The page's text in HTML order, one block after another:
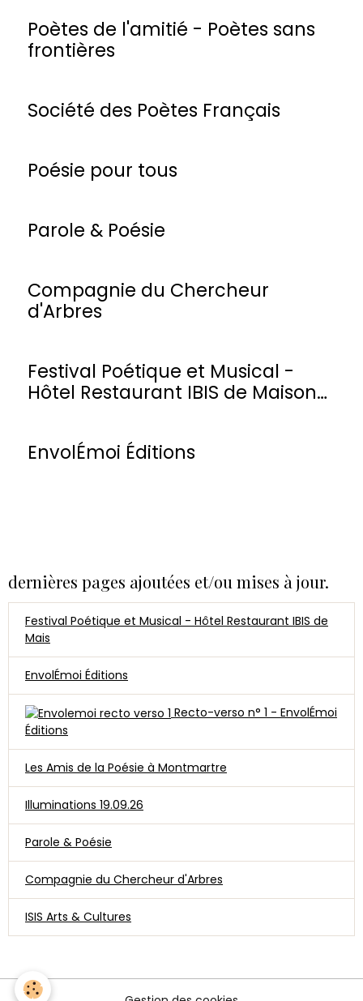
Poètes de l'amitié - Poètes sans
frontières
Société des Poètes Français
Poésie pour tous
Parole & Poésie
Compagnie du Chercheur
d'Arbres
Festival Poétique et Musical -
Hôtel Restaurant IBIS de Maisons-
EnvolÉmoi Éditions
dernières pages ajoutées et/ou mises à jour.
Festival Poétique et Musical - Hôtel Restaurant IBIS de
Mais
EnvolÉmoi Éditions
Recto-verso n° 1 - EnvolÉmoi
Éditions
Les Amis de la Poésie à Montmartre
Illuminations 19.09.26
Parole & Poésie
Compagnie du Chercheur d'Arbres
ISIS Arts & Cultures